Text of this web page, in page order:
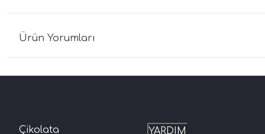
Ürün Yorumları
Çikolata YARDIM